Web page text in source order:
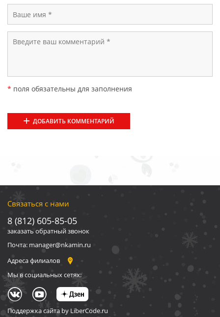
* поля обязательны для заполнения
ДОБАВИТЬ КОММЕНТАРИЙ
Связаться с нами
8 (812) 605-85-05
заказать обратный звонок
Почта: manager@nkamin.ru
Адреса филиалов
Мы в социальных сетях:
Поддержка сайта by LiberCode.ru